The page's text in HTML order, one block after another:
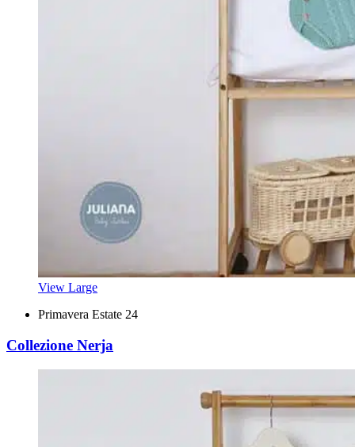
View Large
Primavera Estate 24
Collezione Nerja